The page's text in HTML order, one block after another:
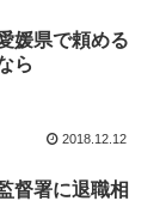
媛県で頼める
ら
2018.12.12
督署に退職相